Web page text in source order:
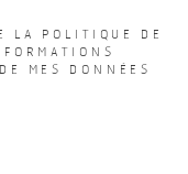
LA POLITIQUE DE
MES DONNÉES